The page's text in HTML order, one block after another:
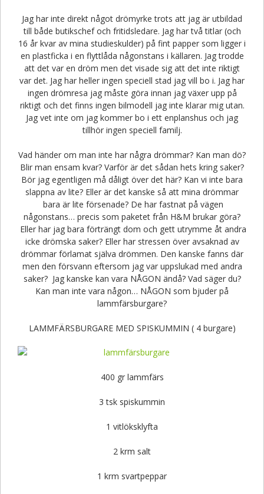
Jag har inte direkt något drömyrke trots att jag är utbildad
till både butikschef och fritidsledare. Jag har två titlar (och
16 år kvar av mina studieskulder) på fint papper som ligger i
en plastficka i en flyttlåda någonstans i källaren. Jag trodde
att det var en dröm men det visade sig att det inte riktigt
var det. Jag har heller ingen speciell stad jag vill bo i. Jag har
ingen drömresa jag måste göra innan jag växer upp på
riktigt och det finns ingen bilmodell jag inte klarar mig utan.
Jag vet inte om jag kommer bo i ett enplanshus och jag
tillhör ingen speciell familj.
Vad händer om man inte har några drömmar? Kan man dö?
Blir man ensam kvar? Varför är det sådan hets kring saker?
Bör jag egentligen må dåligt över det här? Kan vi inte bara
slappna av lite? Eller är det kanske så att mina drömmar
bara är lite försenade? De har fastnat på vägen
någonstans… precis som paketet från H&M brukar göra?
Eller har jag bara förträngt dom och gett utrymme åt andra
icke drömska saker? Eller har stressen över avsaknad av
drömmar förlamat själva drömmen. Den kanske fanns där
men den försvann eftersom jag var uppslukad med andra
saker? Jag kanske kan vara NÅGON ändå? Vad säger du?
Kan man inte vara någon… NÅGON som bjuder på
lammfärsburgare?
LAMMFÄRSBURGARE MED SPISKUMMIN ( 4 burgare)
400 gr lammfärs
3 tsk spiskummin
1 vitlöksklyfta
2 krm salt
1 krm svartpeppar